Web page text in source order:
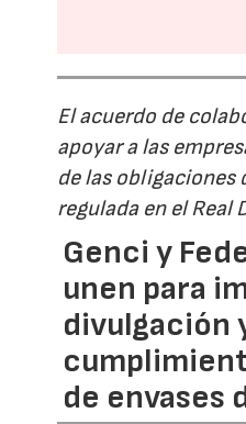
El acuerdo de
apoyar a las
de las obligaciones
regulada en el
Genci y
unen para
divulgación
de envases